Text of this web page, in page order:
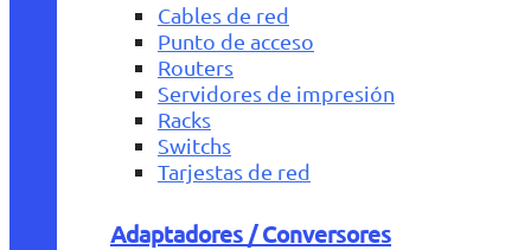
Cables de red
Punto de acceso
Routers
Servidores de impresión
Racks
Switchs
Tarjestas de red
Adaptadores / Conversores